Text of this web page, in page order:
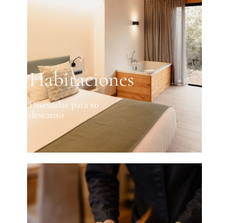
Habitaciones
Diseñadas para su
descanso